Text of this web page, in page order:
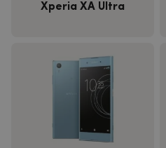
Xperia XA Ultra